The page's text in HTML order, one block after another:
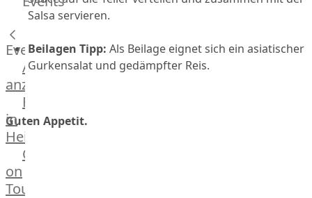
Hardware
Küchenhelfer
Grillgeräte
Beefer®
Gasgrills
Big
Green
Egg
Grill
Nesmuk
Berkel
Events
Alle
anzeigen
Fleischkompetenz
in
Heinsberg
OTTO
on
Tour
Salsa servieren.
Beilagen Tipp: Als Beilage eignet sich ein asiatischer
Gurkensalat und gedämpfter Reis.
Guten Appetit.